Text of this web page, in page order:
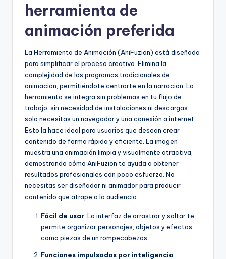
si
herramienta de
animación preferida
La Herramienta de Animación (AniFuzion) está diseñada
para simplificar el proceso creativo. Elimina la
complejidad de los programas tradicionales de
animación, permitiéndote centrarte en la narración. La
herramienta se integra sin problemas en tu flujo de
trabajo, sin necesidad de instalaciones ni descargas:
solo necesitas un navegador y una conexión a internet.
Esto la hace ideal para usuarios que desean crear
contenido de forma rápida y eficiente. La imagen
muestra una animación limpia y visualmente atractiva,
demostrando cómo AniFuzion te ayuda a obtener
resultados profesionales con poco esfuerzo. No
necesitas ser diseñador ni animador para producir
contenido que atrape a la audiencia.
Fácil de usar: La interfaz de arrastrar y soltar te
permite organizar personajes, objetos y efectos
como piezas de un rompecabezas.
Funciones impulsadas por inteligencia